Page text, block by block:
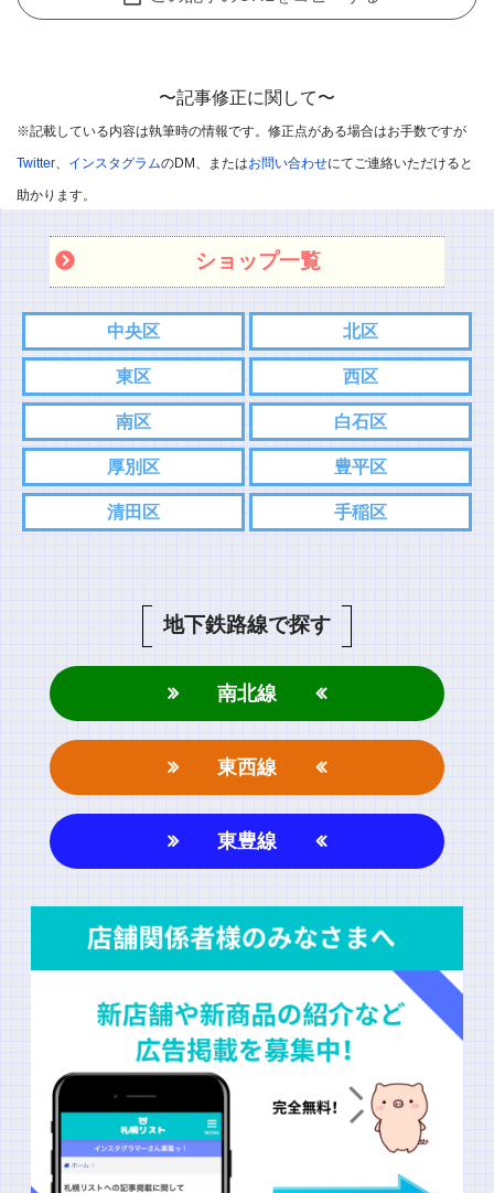
有できることを主な目的として開放しているのですが、
させていただきます。
思います。
※承認制としました
また記事内容へのご質問などありましたら、コメント欄ではなく
各SNS、もしくはお問い合わせフォームからご連絡お願い致しま
こちらの方がスムーズにやり取りできるので。
⇨Twitter
インスタグラム
〜記事修正に関して〜
※記載している内容は執筆時の情報です。修正点がある場合はお手数ですが
Twitter インスタグラムのDM、またはお問い合わせにてご連絡いただけると
助かります。
ショップ一覧
中央区 北区
東区 西区
南区 白石区
厚別区 豊平区
清田区 手稲区
地下鉄路線で探す
南北線
東西線
東豊線